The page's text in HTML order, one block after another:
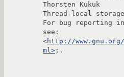
Thorsten Kukuk
Thread-local
For bug reporting
see:
<http://
ml> ;.